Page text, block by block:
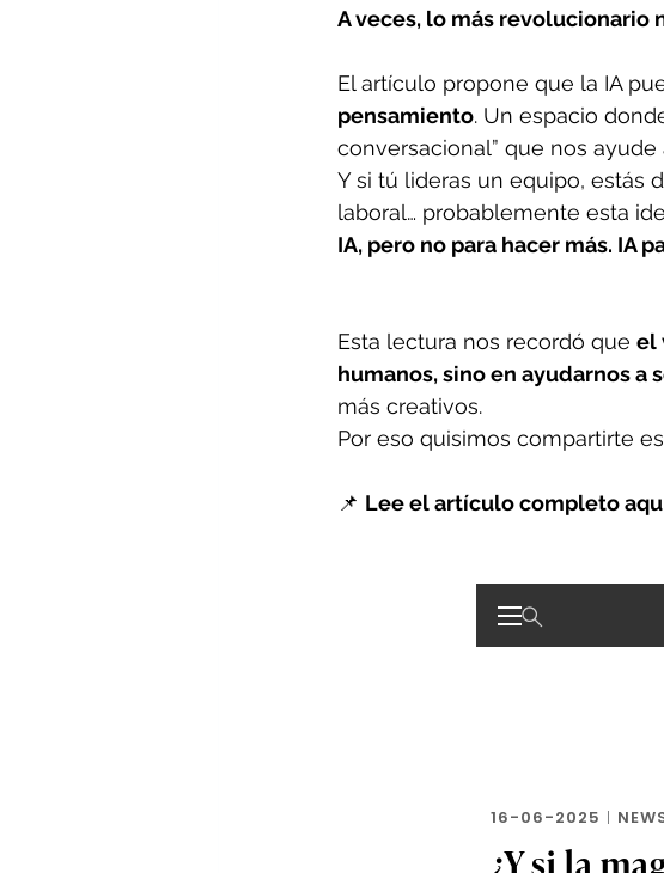
A veces, lo más revolucionario
El artículo propone que la IA
pensamiento. Un espacio
conversacional” que nos
Y si tú lideras un equipo, estás
laboral… probablemente esta
IA, pero no para hacer más. IA
Esta lectura nos recordó que el
humanos, sino en ayudarnos a
más creativos.
Por eso quisimos compartirte
📌 Lee el artículo completo